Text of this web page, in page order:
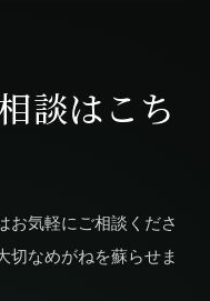
談はこち
お気軽にご相談くださ
切なめがねを蘇らせま